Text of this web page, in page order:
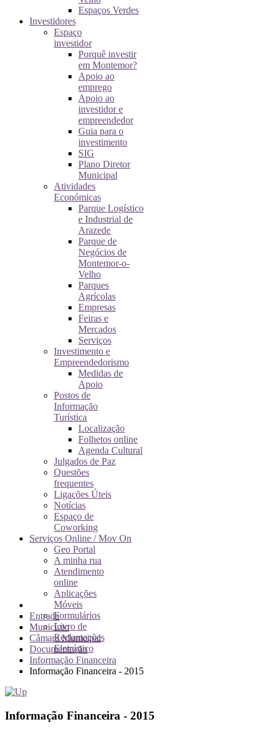
Espaços Verdes
Investidores
Espaço
investidor
Porquê investir
em Montemor?
Apoio ao
emprego
Apoio ao
investidor e
empreendedor
Guia para o
investimento
SIG
Plano Diretor
Municipal
Atividades
Económicas
Parque Logístico
e Industrial de
Arazede
Parque de
Negócios de
Montemor-o-
Velho
Parques
Agrícolas
Empresas
Feiras e
Mercados
Serviços
Investimento e
Empreendedorismo
Medidas de
Apoio
Postos de
Informação
Turística
Localização
Folhetos online
Agenda Cultural
Julgados de Paz
Questões
frequentes
Ligações Úteis
Notícias
Espaço de
Coworking
Serviços Online / Mov On
Geo Portal
A minha rua
Atendimento
online
Aplicações
Móveis
Formulários
Livro de
Reclamações
Eletrónico
Entrada
Município
Câmara Municipal
Documentação
Informação Financeira
Informação Financeira - 2015
Informação Financeira - 2015